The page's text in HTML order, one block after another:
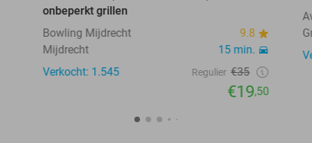
onbeperkt grillen
Bowling Mijdrecht
9.8
Mijdrecht
15 min.
Verkocht: 1.545
Regulier €35
€19,50